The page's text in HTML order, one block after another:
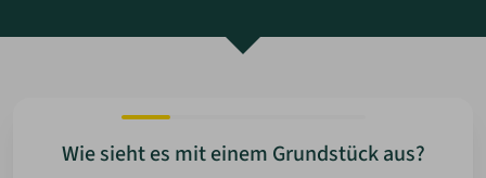
RATGEBER
ZUM HAUS-FINDER
Wie sieht es mit einem Grundstück aus?